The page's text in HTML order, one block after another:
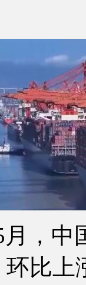
中
比